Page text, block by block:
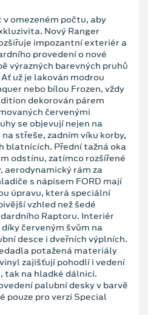
omezeném počtu, aby
Nový Ranger
impozantní exteriér a
provedení o nové
výrazných barevných pruhů
už je lakován modrou
nebo bílou Frozen, vždy
dekorován párem
červenými
se objevují nejen na
střeše, zadním víku korby,
blatnících. Přední tažná oka
odstínu, zatímco rozšířené
aerodynamický rám za
s nápisem FORD mají
úpravu, která speciální
vzhled než šedé
Raptoru. Interiér
červeným švům na
desce i dveřních výplních.
potažená materiály
zajišťují pohodlí i vedení
tak na hladké dálnici.
palubní desky v barvě
pouze pro verzi Special